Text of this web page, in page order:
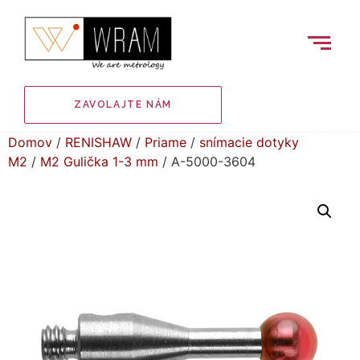
ZAVOLAJTE NÁM
Domov / RENISHAW / Priame / snímacie dotyky
M2 / M2 Gulička 1-3 mm / A-5000-3604